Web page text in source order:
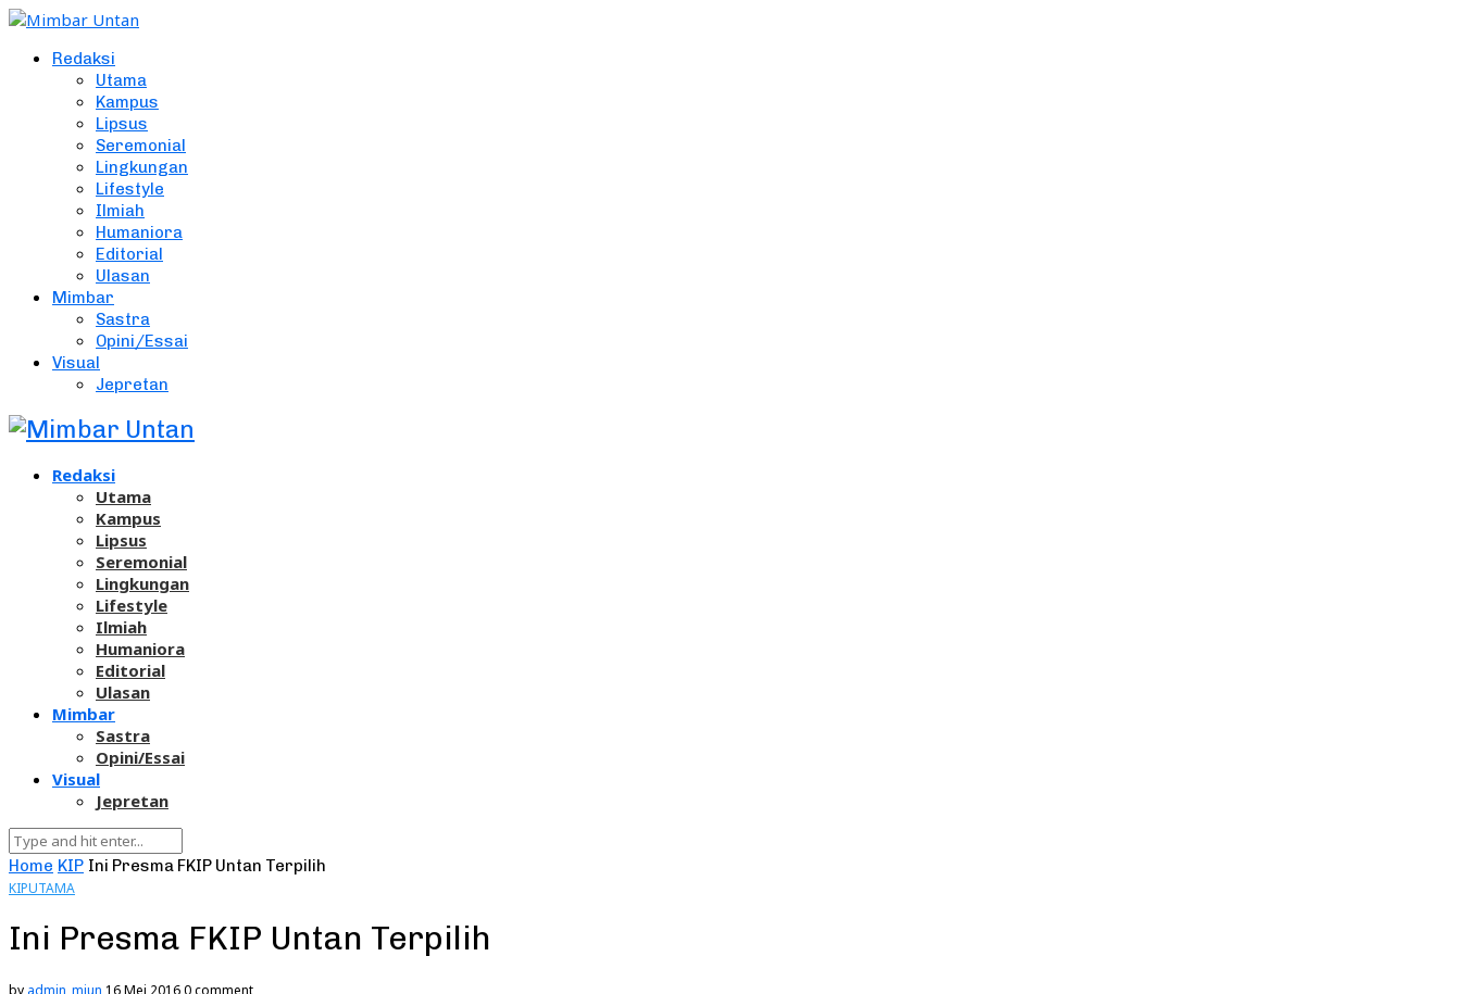
Redaksi
Utama
Kampus
Lipsus
Seremonial
Lingkungan
Lifestyle
Ilmiah
Humaniora
Editorial
Ulasan
Mimbar
Sastra
Opini/Essai
Visual
Jepretan
Redaksi
Utama
Kampus
Lipsus
Seremonial
Lingkungan
Lifestyle
Ilmiah
Humaniora
Editorial
Ulasan
Mimbar
Sastra
Opini/Essai
Visual
Jepretan
Home KIP Ini Presma FKIP Untan Terpilih
KIPUTAMA
Ini Presma FKIP Untan Terpilih
by admin_miun 16 Mei 20160 comment